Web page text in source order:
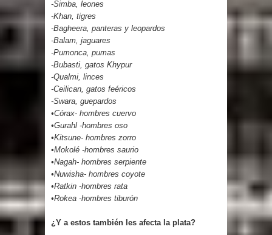
-Simba, leones
-Khan, tigres
-Bagheera, panteras y leopardos
-Balam, jaguares
-Pumonca, pumas
-Bubasti, gatos Khypur
-Qualmi, linces
-Ceilican, gatos feéricos
-Swara, guepardos
•Córax- hombres cuervo
•Gurahl -hombres oso
•Kitsune- hombres zorro
•Mokolé -hombres saurio
•Nagah- hombres serpiente
•Nuwisha- hombres coyote
•Ratkin -hombres rata
•Rokea -hombres tiburón
¿Y a estos también les afecta la plata?